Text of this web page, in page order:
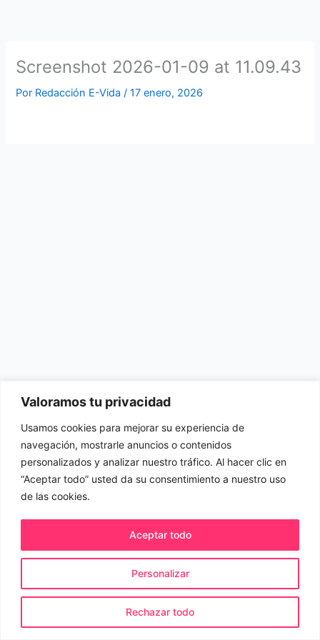
Valoramos tu privacidad
Usamos cookies para mejorar su experiencia de
navegación, mostrarle anuncios o contenidos
personalizados y analizar nuestro tráfico. Al hacer clic en
“Aceptar todo” usted da su consentimiento a nuestro uso
de las cookies.
Personalizar
Rechazar todo
Aceptar todo
Screenshot 2026-01-09 at 11.09.43
Por Redacción E-Vida/17 enero, 2026
Política de cookiesPolítica de privacidad